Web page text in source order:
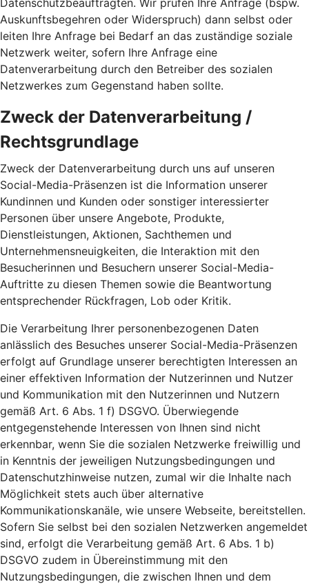
Datenschutzbeauftragten. Wir prüfen Ihre Anfrage (bspw.
Auskunftsbegehren oder Widerspruch) dann selbst oder
leiten Ihre Anfrage bei Bedarf an das zuständige soziale
Netzwerk weiter, sofern Ihre Anfrage eine
Datenverarbeitung durch den Betreiber des sozialen
Netzwerkes zum Gegenstand haben sollte.
Zweck der Datenverarbeitung /
Rechtsgrundlage
Zweck der Datenverarbeitung durch uns auf unseren
Social-Media-Präsenzen ist die Information unserer
Kundinnen und Kunden oder sonstiger interessierter
Personen über unsere Angebote, Produkte,
Dienstleistungen, Aktionen, Sachthemen und
Unternehmensneuigkeiten, die Interaktion mit den
Besucherinnen und Besuchern unserer Social-Media-
Auftritte zu diesen Themen sowie die Beantwortung
entsprechender Rückfragen, Lob oder Kritik.
Die Verarbeitung Ihrer personenbezogenen Daten
anlässlich des Besuches unserer Social-Media-Präsenzen
erfolgt auf Grundlage unserer berechtigten Interessen an
einer effektiven Information der Nutzerinnen und Nutzer
und Kommunikation mit den Nutzerinnen und Nutzern
gemäß Art. 6 Abs. 1 f) DSGVO. Überwiegende
entgegenstehende Interessen von Ihnen sind nicht
erkennbar, wenn Sie die sozialen Netzwerke freiwillig und
in Kenntnis der jeweiligen Nutzungsbedingungen und
Datenschutzhinweise nutzen, zumal wir die Inhalte nach
Möglichkeit stets auch über alternative
Kommunikationskanäle, wie unsere Webseite, bereitstellen.
Sofern Sie selbst bei den sozialen Netzwerken angemeldet
sind, erfolgt die Verarbeitung gemäß Art. 6 Abs. 1 b)
DSGVO zudem in Übereinstimmung mit den
Nutzungsbedingungen, die zwischen Ihnen und dem